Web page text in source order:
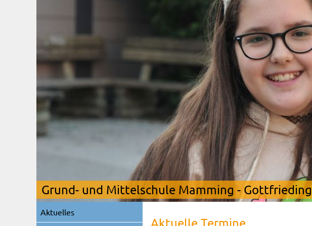
Grund- und Mittelschule Mamming - Gottfrieding
Aktuelle Termine
Navigation
überspringen
Aktuelles